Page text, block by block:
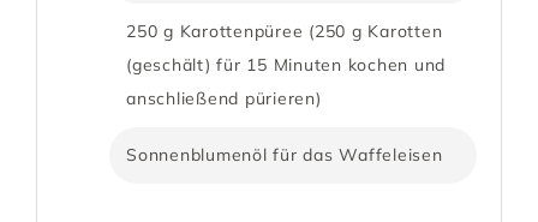
250 g Karottenpüree (250 g Karotten
(geschält) für 15 Minuten kochen und
anschließend pürieren)
Sonnenblumenöl für das Waffeleisen